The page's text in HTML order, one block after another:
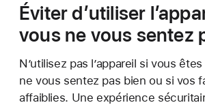
Éviter d’utiliser
vous ne vous sentez
N’utilisez pas l’appareil si vous
ne vous sentez pas bien ou si vos
affaiblies. Une expérience